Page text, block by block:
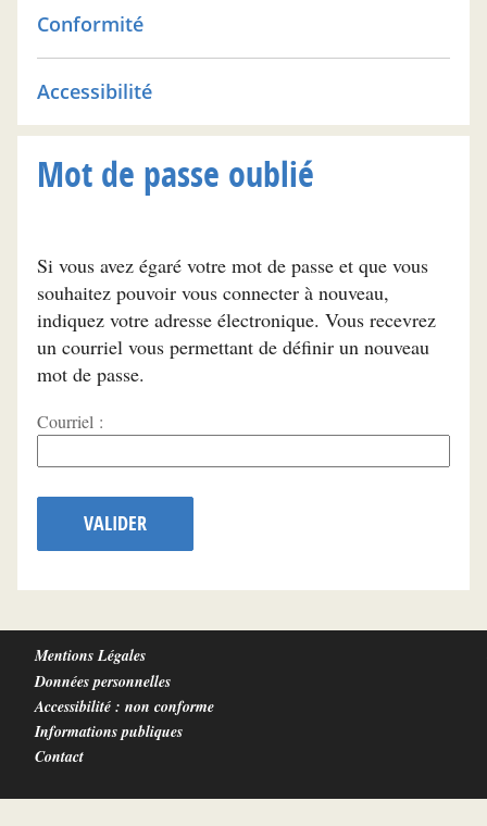
Conformité
Accessibilité
Mot de passe oublié
Si vous avez égaré votre mot de passe et que vous
souhaitez pouvoir vous connecter à nouveau,
indiquez votre adresse électronique. Vous recevrez
un courriel vous permettant de définir un nouveau
mot de passe.
Courriel :
VALIDER
Mentions Légales
Données personnelles
Accessibilité : non conforme
Informations publiques
Contact